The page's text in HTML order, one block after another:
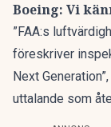
Boeing: Vi
”FAA:s
föreskriver
Next
uttalande som